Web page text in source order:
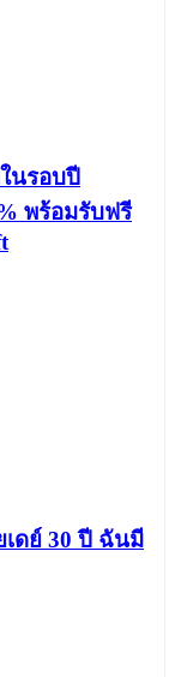
นรอบปี
พร้อมรับฟรี
ดย์ 30 ปี ฉันมี